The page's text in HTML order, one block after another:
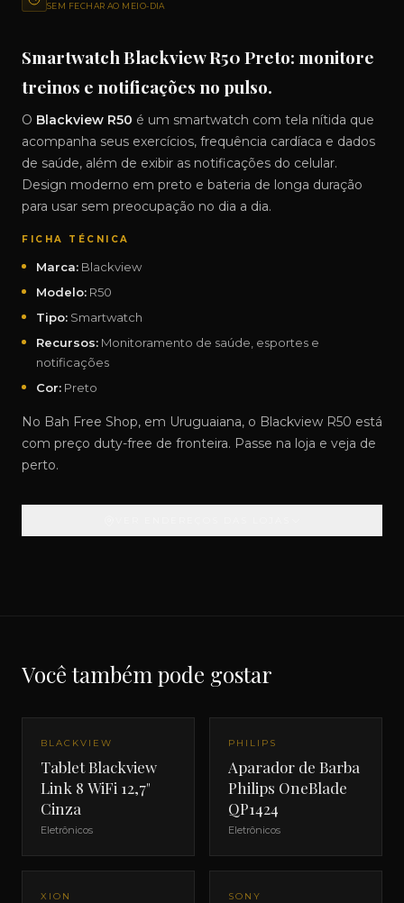
SEM FECHAR AO MEIO-DIA
Smartwatch Blackview R50 Preto: monitore
treinos e notificações no pulso.
O Blackview R50 é um smartwatch com tela nítida que
acompanha seus exercícios, frequência cardíaca e dados
de saúde, além de exibir as notificações do celular.
Design moderno em preto e bateria de longa duração
para usar sem preocupação no dia a dia.
FICHA TÉCNICA
Marca: Blackview
Modelo: R50
Tipo: Smartwatch
Recursos: Monitoramento de saúde, esportes e
notificações
Cor: Preto
No Bah Free Shop, em Uruguaiana, o Blackview R50 está
com preço duty-free de fronteira. Passe na loja e veja de
perto.
Você também pode gostar
NOVO
BLACKVIEW
Tablet Blackview
Link 8 WiFi 12,7"
Cinza
Eletrônicos
PHILIPS
Aparador de Barba
Philips OneBlade
QP1424
Eletrônicos
XION SONY